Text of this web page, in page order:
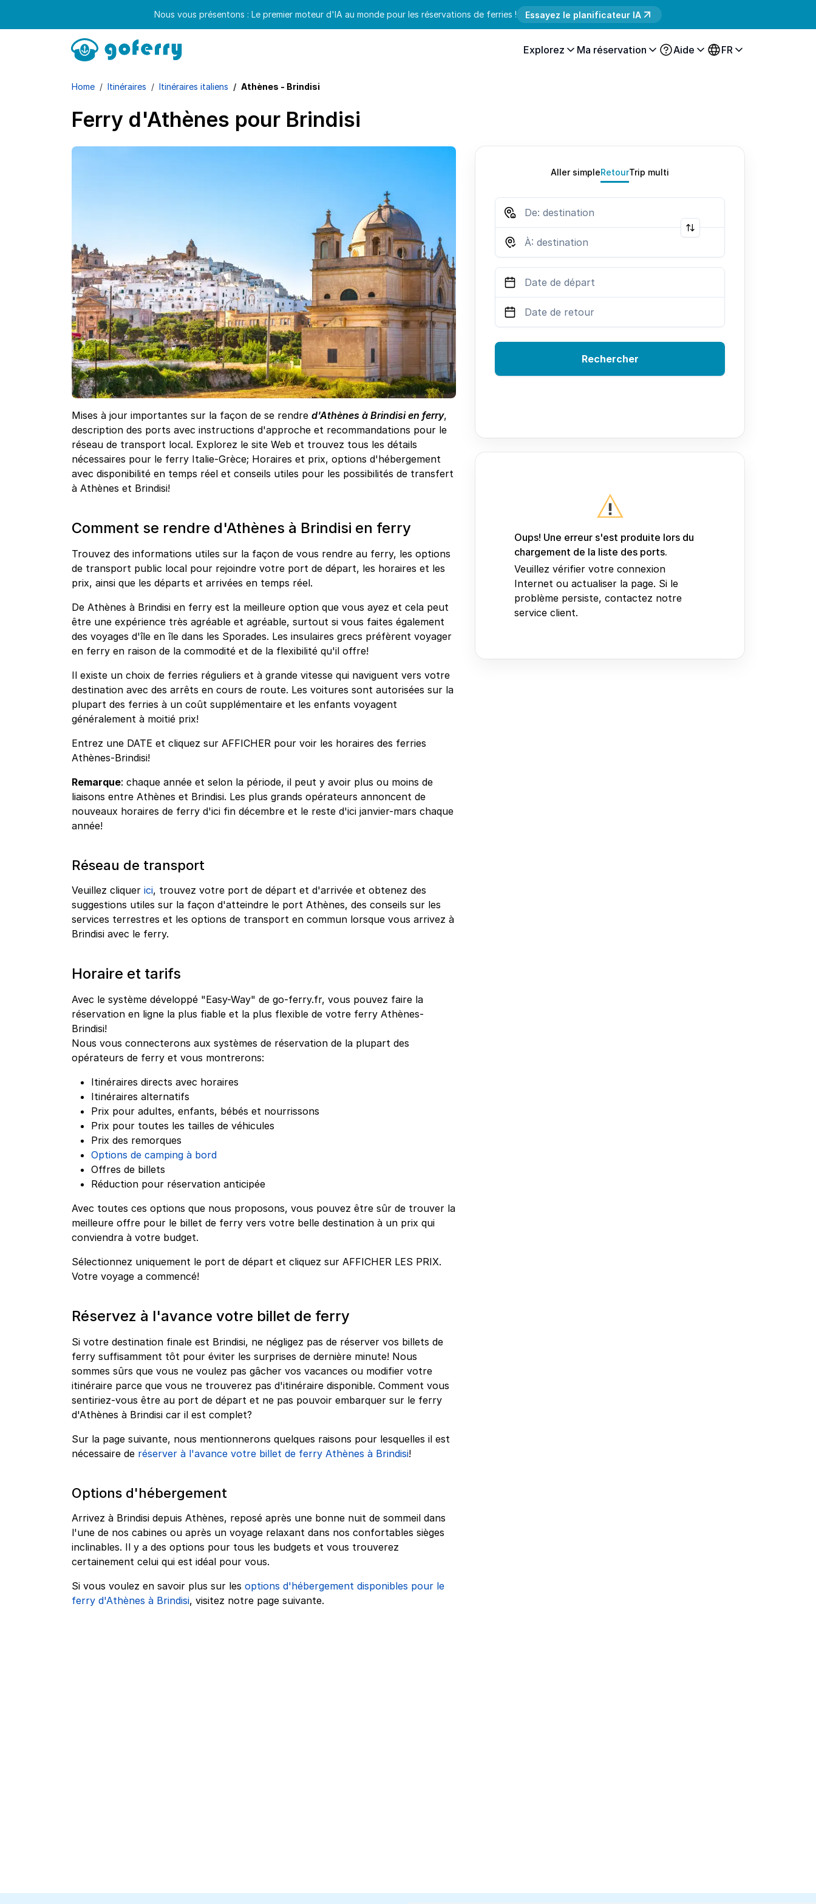
Nous vous présentons : Le premier moteur d'IA au monde pour les réservations de ferries ! Essayez le planificateur IA
Explorez Ma réservation Aide FR
Home Itinéraires Itinéraires italiens Athènes - Brindisi
Ferry d'Athènes pour Brindisi
Mises à jour importantes sur la façon de se rendre d'Athènes à Brindisi en ferry,
description des ports avec instructions d'approche et recommandations pour le
réseau de transport local. Explorez le site Web et trouvez tous les détails
nécessaires pour le ferry Italie-Grèce; Horaires et prix, options d'hébergement
avec disponibilité en temps réel et conseils utiles pour les possibilités de transfert
à Athènes et Brindisi!
Comment se rendre d'Athènes à Brindisi en ferry
Trouvez des informations utiles sur la façon de vous rendre au ferry, les options
de transport public local pour rejoindre votre port de départ, les horaires et les
prix, ainsi que les départs et arrivées en temps réel.
De Athènes à Brindisi en ferry est la meilleure option que vous ayez et cela peut
être une expérience très agréable et agréable, surtout si vous faites également
des voyages d'île en île dans les Sporades. Les insulaires grecs préfèrent voyager
en ferry en raison de la commodité et de la flexibilité qu'il offre!
Il existe un choix de ferries réguliers et à grande vitesse qui naviguent vers votre
destination avec des arrêts en cours de route. Les voitures sont autorisées sur la
plupart des ferries à un coût supplémentaire et les enfants voyagent
généralement à moitié prix!
Entrez une DATE et cliquez sur AFFICHER pour voir les horaires des ferries
Athènes-Brindisi!
Remarque: chaque année et selon la période, il peut y avoir plus ou moins de
liaisons entre Athènes et Brindisi. Les plus grands opérateurs annoncent de
nouveaux horaires de ferry d'ici fin décembre et le reste d'ici janvier-mars chaque
année!
Réseau de transport
Veuillez cliquer ici, trouvez votre port de départ et d'arrivée et obtenez des
suggestions utiles sur la façon d'atteindre le port Athènes, des conseils sur les
services terrestres et les options de transport en commun lorsque vous arrivez à
Brindisi avec le ferry.
Horaire et tarifs
Avec le système développé "Easy-Way" de go-ferry.fr, vous pouvez faire la
réservation en ligne la plus fiable et la plus flexible de votre ferry Athènes-
Brindisi!
Nous vous connecterons aux systèmes de réservation de la plupart des
opérateurs de ferry et vous montrerons:
Itinéraires directs avec horaires
Itinéraires alternatifs
Prix pour adultes, enfants, bébés et nourrissons
Prix pour toutes les tailles de véhicules
Prix des remorques
Options de camping à bord
Offres de billets
Réduction pour réservation anticipée
Avec toutes ces options que nous proposons, vous pouvez être sûr de trouver la
meilleure offre pour le billet de ferry vers votre belle destination à un prix qui
conviendra à votre budget.
Sélectionnez uniquement le port de départ et cliquez sur AFFICHER LES PRIX.
Votre voyage a commencé!
Réservez à l'avance votre billet de ferry
Si votre destination finale est Brindisi, ne négligez pas de réserver vos billets de
ferry suffisamment tôt pour éviter les surprises de dernière minute! Nous
sommes sûrs que vous ne voulez pas gâcher vos vacances ou modifier votre
itinéraire parce que vous ne trouverez pas d'itinéraire disponible. Comment vous
sentiriez-vous être au port de départ et ne pas pouvoir embarquer sur le ferry
d'Athènes à Brindisi car il est complet?
Sur la page suivante, nous mentionnerons quelques raisons pour lesquelles il est
nécessaire de réserver à l'avance votre billet de ferry Athènes à Brindisi!
Options d'hébergement
Arrivez à Brindisi depuis Athènes, reposé après une bonne nuit de sommeil dans
l'une de nos cabines ou après un voyage relaxant dans nos confortables sièges
inclinables. Il y a des options pour tous les budgets et vous trouverez
certainement celui qui est idéal pour vous.
Si vous voulez en savoir plus sur les options d'hébergement disponibles pour le
ferry d'Athènes à Brindisi, visitez notre page suivante.
Aller simpleRetourTrip multi
Rechercher
Oups! Une erreur s'est produite lors du
chargement de la liste des ports.
Veuillez vérifier votre connexion
Internet ou actualiser la page. Si le
problème persiste, contactez notre
service client.